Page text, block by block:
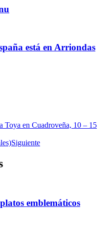
está en Arriondas
Toya en Cuadroveña, 10 – 15
Siguiente
emblemáticos